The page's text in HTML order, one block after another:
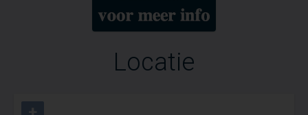
Locatie